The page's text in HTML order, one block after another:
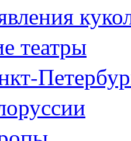
театры